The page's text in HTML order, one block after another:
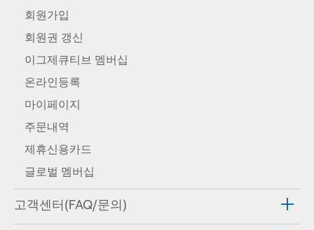
회원가입
회원권 갱신
이그제큐티브 멤버십
온라인등록
마이페이지
주문내역
제휴신용카드
글로벌 멤버십
고객센터(FAQ/문의)